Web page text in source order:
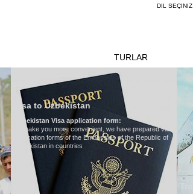
DIL SEÇINIZ
TURLAR
we have prepared visa
of the Republic of
Transfer service